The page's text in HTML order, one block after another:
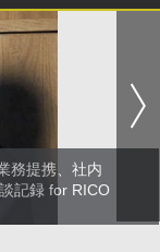
務提携、社内
記録 for RICO